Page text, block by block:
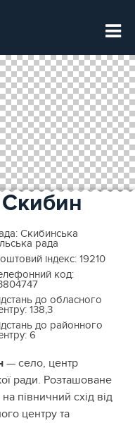
Скибин
Скибинська
рада
індекс: 19210
код:
до обласного
138,3
до районного
6
— село, центр
ради. Розташоване
півничний схід від
центру та